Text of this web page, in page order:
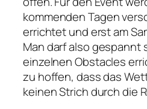
kommenden Tagen
errichtet und erst am
Man darf also gespannt
einzelnen Obstacles
zu hoffen, dass das
keinen Strich durch die